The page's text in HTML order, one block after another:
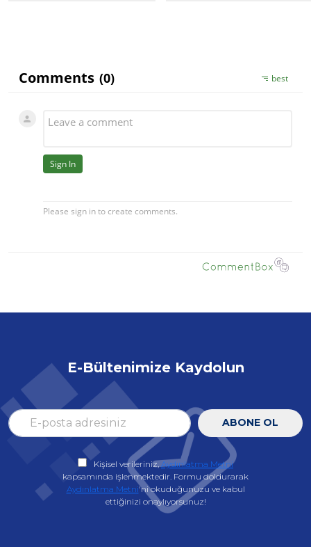
E-Bültenimize Kaydolun
ABONE OL
Kişisel verileriniz,Aydınlatma Metni
kapsamında işlenmektedir. Formu doldurarak
Aydınlatma Metni'ni okuduğunuzu ve kabul
ettiğinizi onaylıyorsunuz!